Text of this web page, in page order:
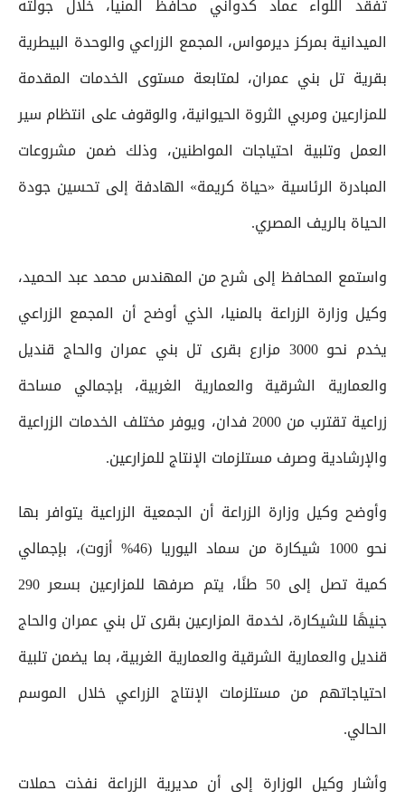
تفقد اللواء عماد كدواني محافظ المنيا، خلال جولته
الميدانية بمركز ديرمواس، المجمع الزراعي والوحدة البيطرية
بقرية تل بني عمران، لمتابعة مستوى الخدمات المقدمة
للمزارعين ومربي الثروة الحيوانية، والوقوف على انتظام سير
العمل وتلبية احتياجات المواطنين، وذلك ضمن مشروعات
المبادرة الرئاسية «حياة كريمة» الهادفة إلى تحسين جودة
الحياة بالريف المصري.
واستمع المحافظ إلى شرح من المهندس محمد عبد الحميد،
وكيل وزارة الزراعة بالمنيا، الذي أوضح أن المجمع الزراعي
يخدم نحو 3000 مزارع بقرى تل بني عمران والحاج قنديل
والعمارية الشرقية والعمارية الغربية، بإجمالي مساحة
زراعية تقترب من 2000 فدان، ويوفر مختلف الخدمات الزراعية
والإرشادية وصرف مستلزمات الإنتاج للمزارعين.
وأوضح وكيل وزارة الزراعة أن الجمعية الزراعية يتوافر بها
نحو 1000 شيكارة من سماد اليوريا (46% أزوت)، بإجمالي
كمية تصل إلى 50 طنًا، يتم صرفها للمزارعين بسعر 290
جنيهًا للشيكارة، لخدمة المزارعين بقرى تل بني عمران والحاج
قنديل والعمارية الشرقية والعمارية الغربية، بما يضمن تلبية
احتياجاتهم من مستلزمات الإنتاج الزراعي خلال الموسم
الحالي.
وأشار وكيل الوزارة إلى أن مديرية الزراعة نفذت حملات